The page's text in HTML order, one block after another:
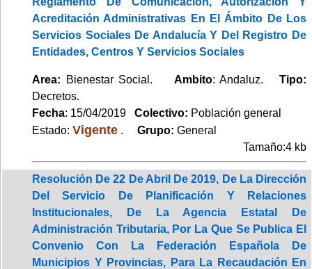
Acreditación Administrativas En El Ámbito De Los
Servicios Sociales De Andalucía Y Del Registro De
Entidades, Centros Y Servicios Sociales
Area: Bienestar Social. Ambito: Andaluz.Tipo:
Decretos.
Fecha: 15/04/2019 Colectivo: Población general
Estado: Vigente . Grupo: General
Tamaño:4 kb
Resolución De 22 De Abril De 2019, De La Dirección
Del Servicio De Planificación Y Relaciones
Institucionales, De La Agencia Estatal De
Administración Tributaria, Por La Que Se Publica El
Convenio Con La Federación Española De
Municipios Y Provincias, Para La Recaudación En